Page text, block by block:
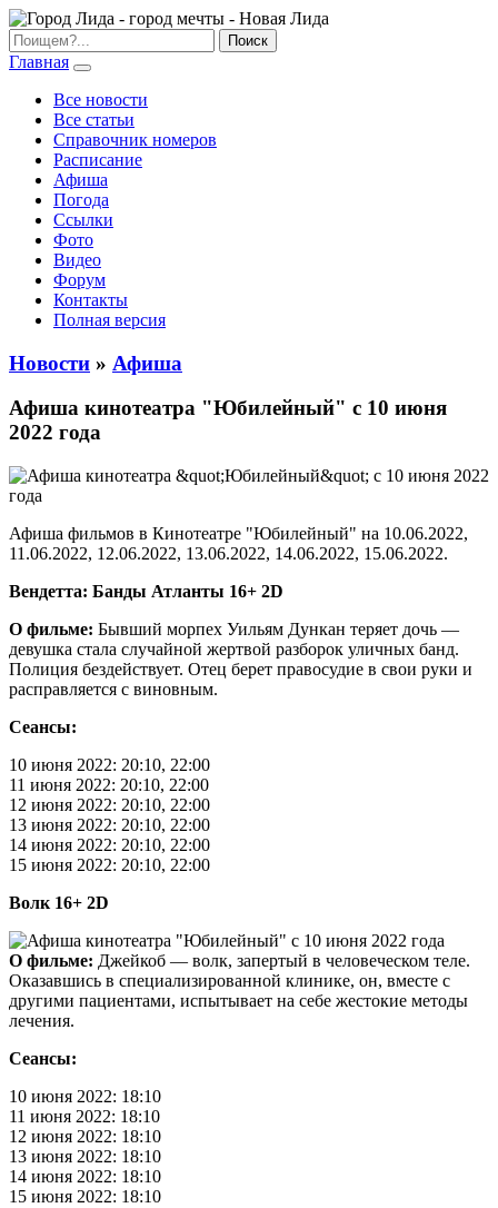
Главная
Все новости
Все статьи
Справочник номеров
Расписание
Афиша
Погода
Ссылки
Фото
Видео
Форум
Контакты
Полная версия
Новости » Афиша
Афиша кинотеатра "Юбилейный" c 10 июня
2022 года
Афиша фильмов в Кинотеатре "Юбилейный" на 10.06.2022,
11.06.2022, 12.06.2022, 13.06.2022, 14.06.2022, 15.06.2022.
Вендетта: Банды Атланты 16+ 2D
О фильме: Бывший морпех Уильям Дункан теряет дочь —
девушка стала случайной жертвой разборок уличных банд.
Полиция бездействует. Отец берет правосудие в свои руки и
расправляется с виновным.
Сеансы:
10 июня 2022: 20:10, 22:00
11 июня 2022: 20:10, 22:00
12 июня 2022: 20:10, 22:00
13 июня 2022: 20:10, 22:00
14 июня 2022: 20:10, 22:00
15 июня 2022: 20:10, 22:00
Волк 16+ 2D
О фильме: Джейкоб — волк, запертый в человеческом теле.
Оказавшись в специализированной клинике, он, вместе с
другими пациентами, испытывает на себе жестокие методы
лечения.
Сеансы:
10 июня 2022: 18:10
11 июня 2022: 18:10
12 июня 2022: 18:10
13 июня 2022: 18:10
14 июня 2022: 18:10
15 июня 2022: 18:10